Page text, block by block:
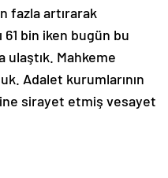
fazla artırarak
61 bin iken bugün bu
Mahkeme
Adalet kurumlarının
sirayet etmiş vesayet